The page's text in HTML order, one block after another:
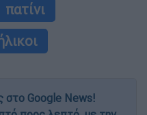
πατίνι
στο Google News!